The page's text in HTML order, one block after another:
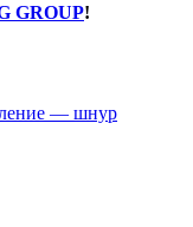
GROUP!
— шнур